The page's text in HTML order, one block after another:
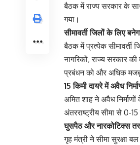
बैठक में राज्य सरकार के
गया।
सीमावर्ती जिलों के लिए
बैठक में प्रत्येक सीमावर्ती
नागरिकों, राज्य सरकार
प्रबंधन को और अधिक
15 किमी दायरे में अवैध
अमित शाह ने अवैध
अंतरराष्ट्रीय सीमा से 0-
घुसपैठ और नारकोटिक्स
गृह मंत्री ने सीमा सुरक्षा